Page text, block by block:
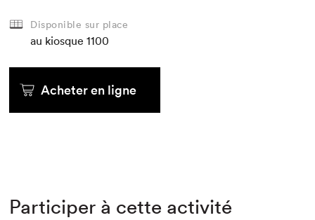
Disponible sur place
au kiosque 1100
Acheter en ligne
Participer à cette activité